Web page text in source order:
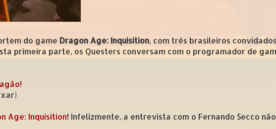
do game Dragon Age: Inquisition, com três brasileiros
primeira parte, os Questers conversam com o programador de
Age: Inquisition! Infelizmente, a entrevista com o Fernando Secco